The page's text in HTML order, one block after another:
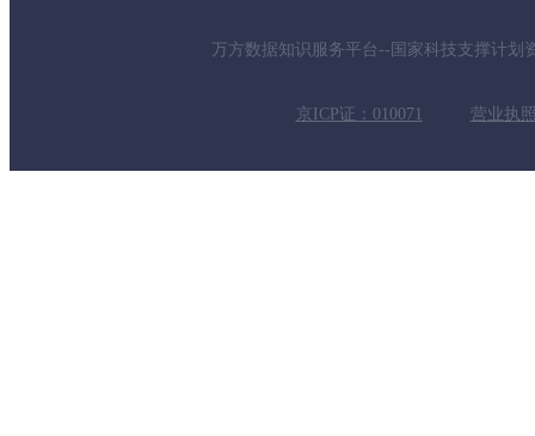
万方数据知识服务平台--国家科技支撑计划
京ICP证：010071 营业执